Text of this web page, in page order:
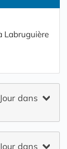
Labruguière
dans
dans